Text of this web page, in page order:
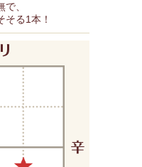
、
る1本！